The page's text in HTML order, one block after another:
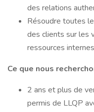
des relations
Résoudre toutes
des clients sur les
ressources
Ce que nous
2 ans et plus de
permis de LLQP